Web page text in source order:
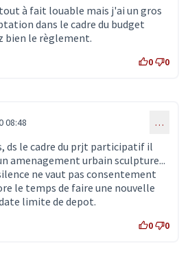
à fait louable mais j'ai un gros
dans le cadre du budget
bien le règlement.
0 0
08:48 …
ds le cadre du prjt participatif il
amenagement urbain sculpture...
ne vaut pas consentement
le temps de faire une nouvelle
limite de depot.
0 0